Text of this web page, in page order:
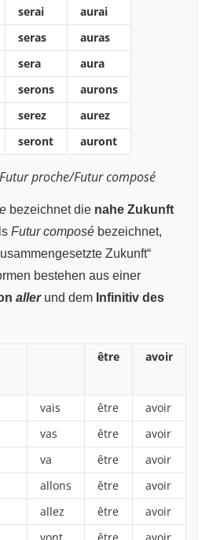
serai
aurai
seras
auras
sera
aura
serons
aurons
serez
aurez
seront auront
Futur proche/Futur composé
bezeichnet die nahe Zukunft
Futur composé bezeichnet,
Zukunft“
bestehen aus einer
allerund dem Infinitiv des
être avoir
vais être
avoir
vas être
avoir
va être
avoir
allons être
avoir
allez être
avoir
vont être avoir